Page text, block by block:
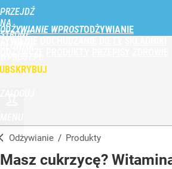
PRZEJDŹ
NA
STRONĘ
ODŻYWIANIE WPROST
Odżywianie / Produkty
Masz cukrzycę?